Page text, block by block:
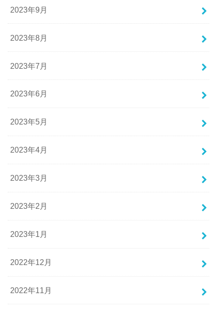
2023年9月
2023年8月
2023年7月
2023年6月
2023年5月
2023年4月
2023年3月
2023年2月
2023年1月
2022年12月
2022年11月